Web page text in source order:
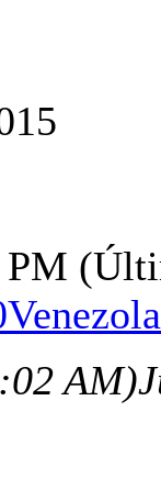
PM
AM)